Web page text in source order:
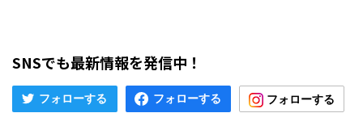
SNSでも最新情報を発信中！